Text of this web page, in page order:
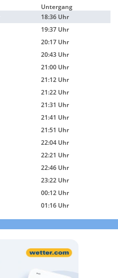
Untergang
18:36 Uhr
19:37 Uhr
20:17 Uhr
20:43 Uhr
21:00 Uhr
21:12 Uhr
21:22 Uhr
21:31 Uhr
21:41 Uhr
21:51 Uhr
22:04 Uhr
22:21 Uhr
22:46 Uhr
23:22 Uhr
00:12 Uhr
01:16 Uhr